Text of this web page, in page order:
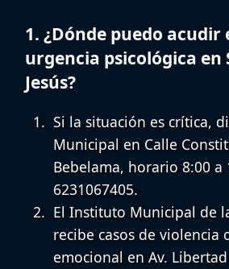
1. ¿Dónde puedo acudir
urgencia psicológica en
Jesús?
Si la situación es crítica,
Municipal en Calle
Bebelama, horario 8:00 a
6231067405.
El Instituto Municipal de
recibe casos de violencia
emocional en Av.